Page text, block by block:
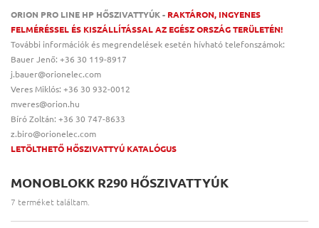
ORION PRO LINE HP HŐSZIVATTYÚK - RAKTÁRON, INGYENES
FELMÉRÉSSEL ÉS KISZÁLLÍTÁSSAL AZ EGÉSZ ORSZÁG TERÜLETÉN!
További információk és megrendelések esetén hívható telefonszámok:
Bauer Jenő: +36 30 119-8917
j.bauer@orionelec.com
Veres Miklós: +36 30 932-0012
mveres@orion.hu
Bíró Zoltán: +36 30 747-8633
z.biro@orionelec.com
LETÖLTHETŐ HŐSZIVATTYÚ KATALÓGUS
MONOBLOKK R290 HŐSZIVATTYÚK
7 terméket találtam.